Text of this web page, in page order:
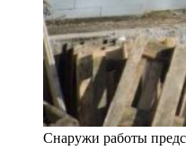
Снаружи работы